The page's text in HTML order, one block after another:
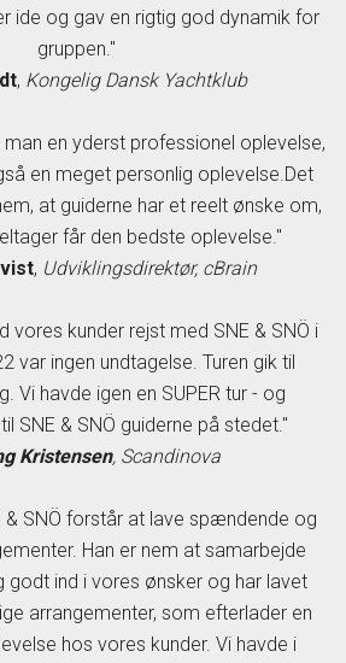
ide og gav en rigtig god dynamik for
gruppen."
, Kongelig Dansk Yachtklub
man en yderst professionel oplevelse,
en meget personlig oplevelse.Det
at guiderne har et reelt ønske om,
får den bedste oplevelse."
, Udviklingsdirektør, cBrain
vores kunder rejst med SNE & SNÖ i
var ingen undtagelse. Turen gik til
Vi havde igen en SUPER tur - og
SNE & SNÖ guiderne på stedet."
Kristensen, Scandinova
& SNÖ forstår at lave spændende og
Han er nem at samarbejde
ind i vores ønsker og har lavet
arrangementer, som efterlader en
hos vores kunder. Vi havde i